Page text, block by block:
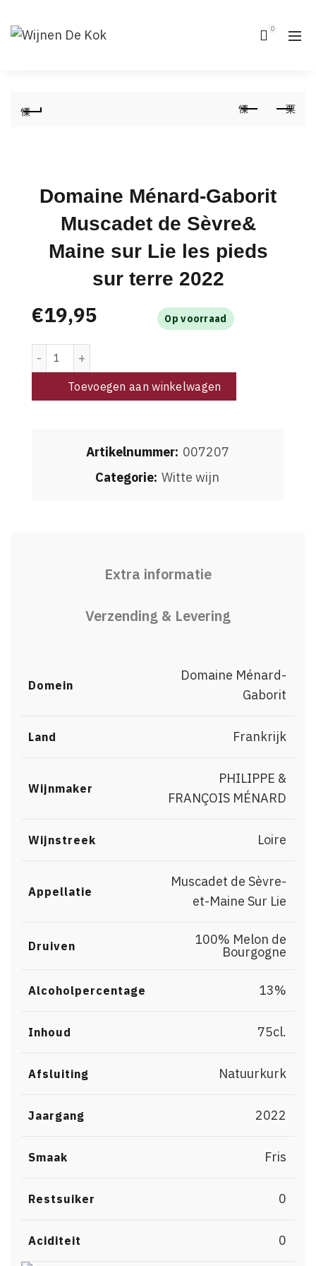
0
Domaine Ménard-Gaborit
Muscadet de Sèvre&
Maine sur Lie les pieds
sur terre 2022
€19,95 Op voorraad
Toevoegen aan winkelwagen
Artikelnummer: 007207
Categorie: Witte wijn
Extra informatie
Verzending & Levering
Domein
Domaine Ménard-
Gaborit
Land Frankrijk
Wijnmaker
PHILIPPE &
FRANÇOIS MÉNARD
Wijnstreek Loire
Appellatie
Muscadet de Sèvre-
et-Maine Sur Lie
Druiven 100% Melon de
Bourgogne
Alcoholpercentage 13%
Inhoud 75cl.
Afsluiting Natuurkurk
Jaargang 2022
Smaak Fris
Restsuiker 0
Aciditeit 0